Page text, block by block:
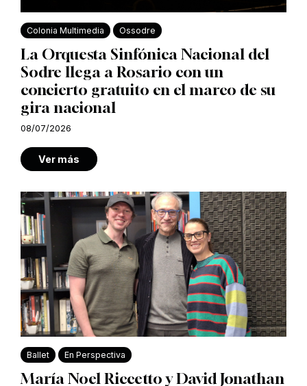
Colonia Multimedia Ossodre
La Orquesta Sinfónica Nacional del
Sodre llega a Rosario con un
concierto gratuito en el marco de su
gira nacional
08/07/2026
Ver más
Ballet En Perspectiva
María Noel Riccetto y David Jonathan